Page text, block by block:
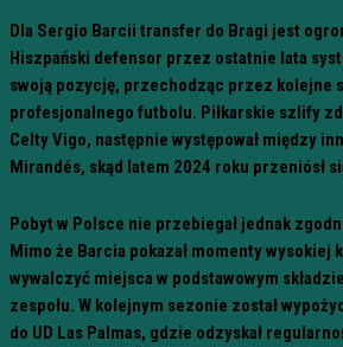
Dla Sergio Barcii transfer do Bragi jest
Hiszpański defensor przez ostatnie lata
swoją pozycję, przechodząc przez kolejne
profesjonalnego futbolu. Piłkarskie szlify
Celty Vigo, następnie występował między
Mirandés, skąd latem 2024 roku przeniósł
Pobyt w Polsce nie przebiegał jednak
Mimo że Barcia pokazał momenty wysokiej
wywalczyć miejsca w podstawowym
zespołu. W kolejnym sezonie został
do UD Las Palmas, gdzie odzyskał